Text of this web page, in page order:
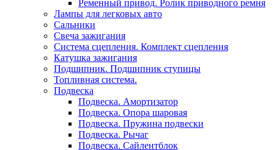
Ременный привод. Ролик приводного ремня
Лампы для легковых авто
Сальники
Свеча зажигания
Система сцепления. Комплект сцепления
Катушка зажигания
Подшипник. Подшипник ступицы
Топливная система.
Подвеска
Подвеска. Амортизатор
Подвеска. Опора шаровая
Подвеска. Пружина подвески
Подвеска. Рычаг
Подвеска. Сайлентблок